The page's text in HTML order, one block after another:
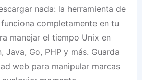
nada: la herramienta de
completamente en tu
manejar el tiempo Unix en
Java, Go, PHP y más. Guarda
web para manipular marcas